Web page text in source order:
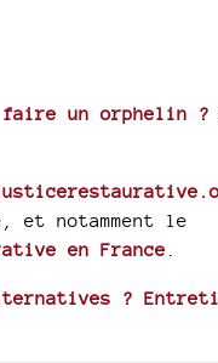
un orphelin ?
et notamment le
en France
?